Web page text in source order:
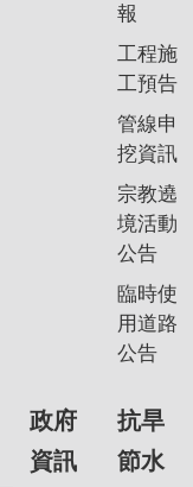
報
工程施
工預告
管線申
挖資訊
宗教遶
境活動
公告
臨時使
用道路
公告
政府
資訊
抗旱
節水